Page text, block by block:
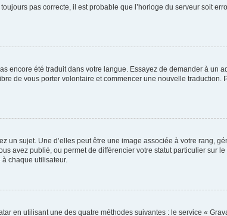
pas correcte, il est probable que l’horloge du serveur soit
encore été traduit dans votre langue. Essayez de demander à un
de vous porter volontaire et commencer une nouvelle traduction.
un sujet. Une d’elles peut être une image associée à votre rang,
avez publié, ou permet de différencier votre statut particulier sur le
chaque utilisateur.
en utilisant une des quatre méthodes suivantes : le service «